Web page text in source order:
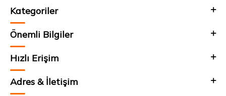
Kategoriler
Önemli Bilgiler
Hızlı Erişim
Adres & İletişim